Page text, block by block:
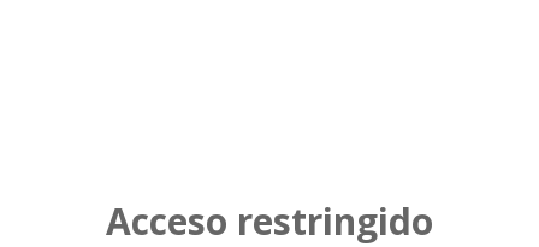
Acceso restringido